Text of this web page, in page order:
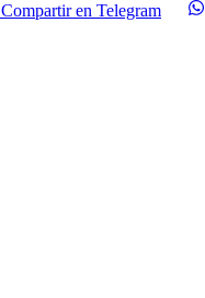
Compartir en Telegram